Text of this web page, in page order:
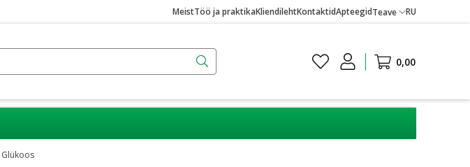
MeistTöö ja praktikaKliendilehtKontaktidApteegidTeave RU
0,00
Glükoos